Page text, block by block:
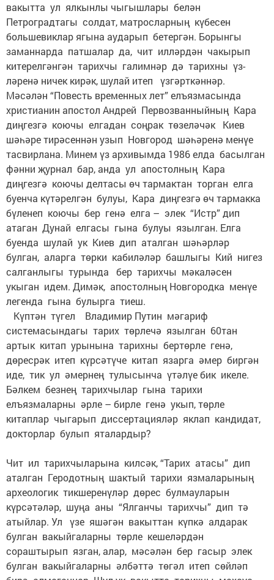
вакытта ул ялкынлы чыгышлары белән
Петроградтагы солдат, матросларның күбесен
большевиклар ягына аударып бетергән. Борынгы
заманнарда патшалар да, чит илләрдән чакырып
китерелгәнгән тарихчы галимнәр дә тарихны үз­
ләренә ничек кирәк, шулай итеп үз­гәрткәннәр.
Мәсәлән “Повесть временных лет” елъязмасында
христианин апостол Андрей Первозванныйның Кара
диңгезгә коючы елгадан соңрак төзеләчәк Киев
шәһәре тирәсеннән узып Новгород шәһәренә менүе
тасвирлана. Минем үз архивымда 1986 елда басылган
фәнни җурнал бар, анда ул апостолның Кара
диңгезгә кою­чы делтасы өч тармактан торган елга
буенча күтәрелгән булуы, Кара диңгезгә өч тармакка
бүленеп кою­чы бер генә елга – элек “Истр” дип
атаган Дунай елгасы гына булуы язылган. Елга
буенда шулай ук Киев дип аталган шәһәрләр
булган, аларга төрки кабиләләр башлыгы Кий нигез
салганлыгы турында бер тарихчы мәкаләсен
укыган идем. Димәк, апостолның Новгородка менүе
легенда гына булырга тиеш.
Күптән түгел Владимир Путин мәгариф
системасындагы тарих төрлечә язылган 60тан
артык китап урынына тарихны бертөрле генә,
дөресрәк итеп күрсәтүче китап язарга әмер биргән
иде, тик ул әмернең тулысынча үтәлүе бик икеле.
Бәлкем безнең тарихчылар гына тарихи
елъязмаларны әрле – бирле генә укып, төрле
китаплар чыгарып диссертацияләр яклап кандидат,
докторлар булып яталардыр?
Чит ил тарихчыларына килсәк, “Тарих атасы” дип
аталган Геродотның шактый тарихи язмаларының
археологик тикшеренүләр дөрес булмауларын
күрсәтәләр, шуңа аны “Ялганчы тарихчы” дип тә
атыйлар. Ул үзе яшәгән вакыттан күпкә алдарак
булган вакыйгаларны төрле кешеләрдән
сораштырып язган, алар, мәсәлән бер гасыр элек
булган вакыйгаларны әлбәттә төгәл итеп сөйләп